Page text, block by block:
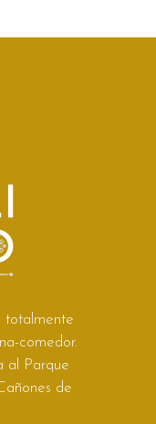
totalmente
comedor.
al Parque
de